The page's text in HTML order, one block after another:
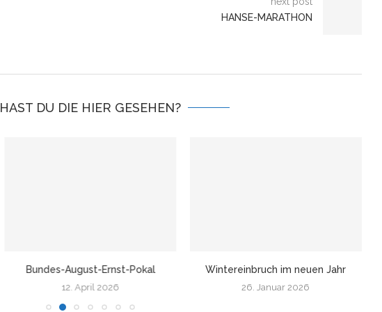
HANSE-MARATHON
HAST DU DIE HIER GESEHEN?
Bundes-August-Ernst-Pokal
12. April 2026
Wintereinbruch im neuen Jahr
26. Januar 2026